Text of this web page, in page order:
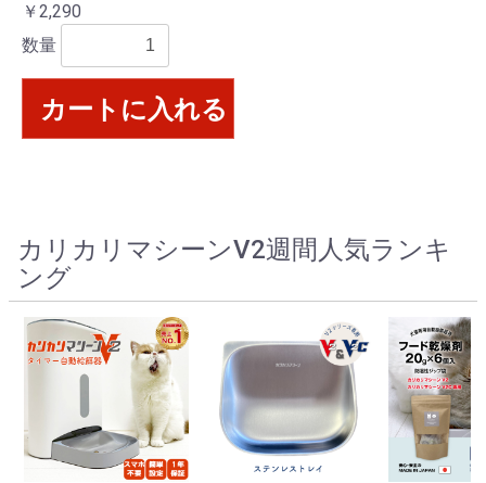
￥2,290
数量
カートに入れる
カリカリマシーンV2週間人気ランキ
ング